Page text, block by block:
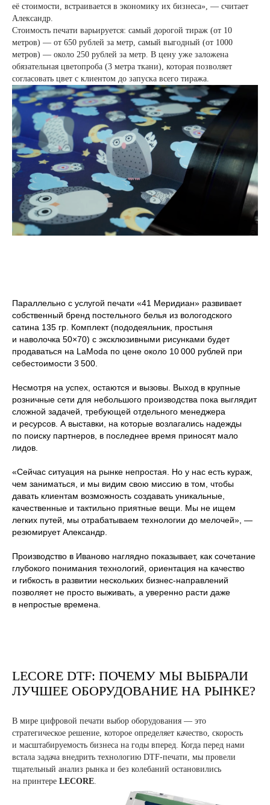
её стоимости, встраивается в экономику их бизнеса», — считает
Александр.
Стоимость печати варьируется: самый дорогой тираж (от 10
метров) — от 650 рублей за метр, самый выгодный (от 1000
метров) — около 250 рублей за метр. В цену уже заложена
обязательная цветопроба (3 метра ткани), которая позволяет
согласовать цвет с клиентом до запуска всего тиража.
Параллельно с услугой печати «41 Меридиан» развивает
собственный бренд постельного белья из вологодского
сатина 135 гр. Комплект (пододеяльник, простыня
и наволочка 50×70) с эксклюзивными рисунками будет
продаваться на LaModa по цене около 10 000 рублей при
себестоимости 3 500.
Несмотря на успех, остаются и вызовы. Выход в крупные
розничные сети для небольшого производства пока выглядит
сложной задачей, требующей отдельного менеджера
и ресурсов. А выставки, на которые возлагались надежды
по поиску партнеров, в последнее время приносят мало
лидов.
«Сейчас ситуация на рынке непростая. Но у нас есть кураж,
чем заниматься, и мы видим свою миссию в том, чтобы
давать клиентам возможность создавать уникальные,
качественные и тактильно приятные вещи. Мы не ищем
легких путей, мы отрабатываем технологии до мелочей», —
резюмирует Александр.
Производство в Иваново наглядно показывает, как сочетание
глубокого понимания технологий, ориентация на качество
и гибкость в развитии нескольких бизнес-направлений
позволяет не просто выживать, а уверенно расти даже
в непростые времена.
LECORE DTF: ПОЧЕМУ МЫ ВЫБРАЛИ
ЛУЧШЕЕ ОБОРУДОВАНИЕ НА РЫНКЕ?
В мире цифровой печати выбор оборудования — это
стратегическое решение, которое определяет качество, скорость
и масштабируемость бизнеса на годы вперед. Когда перед нами
встала задача внедрить технологию DTF-печати, мы провели
тщательный анализ рынка и без колебаний остановились
на принтере LECORE.